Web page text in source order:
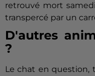
retrouvé mort
transpercé par un
D'autres
?
Le chat en question,